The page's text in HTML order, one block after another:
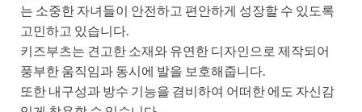
는 소중한 자녀들이 안전하고 편안하게 성장할 수 있도록
고민하고 있습니다.
키즈부츠는 견고한 소재와 유연한 디자인으로 제작되어
풍부한 움직임과 동시에 발을 보호해줍니다.
또한 내구성과 방수 기능을 겸비하여 어떠한 에도 자신감